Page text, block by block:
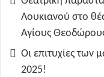
Λουκιανού στο
Αγίους
Οι επιτυχίες των
2025!